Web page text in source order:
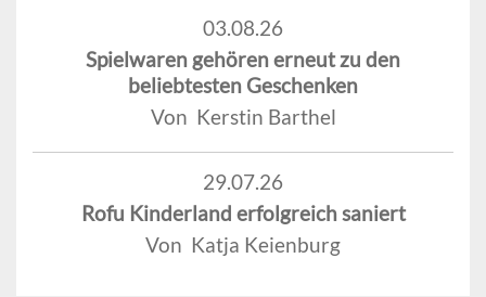
03.08.26
Spielwaren gehören erneut zu den
beliebtesten Geschenken
Von Kerstin Barthel
29.07.26
Rofu Kinderland erfolgreich saniert
Von Katja Keienburg